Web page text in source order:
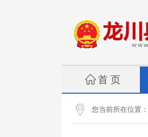
首 页
您当前所在位置：